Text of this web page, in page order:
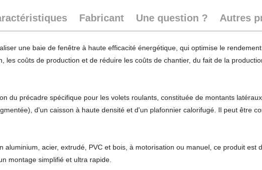
Fabricant Une question ? Autres
une baie de fenêtre à haute efficacité énergétique, qui optimise le
les coûts de production et de réduire les coûts de chantier, du fait de la
du précadre spécifique pour les volets roulants, constituée de montants
d'un caisson à haute densité et d'un plafonnier calorifugé. Il peut être
aluminium, acier, extrudé, PVC et bois, à motorisation ou manuel, ce produit est
montage simplifié et ultra rapide.